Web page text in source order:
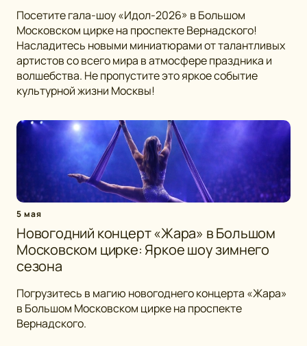
Посетите гала-шоу «Идол-2026» в Большом
Московском цирке на проспекте Вернадского!
Насладитесь новыми миниатюрами от талантливых
артистов со всего мира в атмосфере праздника и
волшебства. Не пропустите это яркое событие
культурной жизни Москвы!
5 мая
Новогодний концерт «Жара» в Большом
Московском цирке: Яркое шоу зимнего
сезона
Погрузитесь в магию новогоднего концерта «Жара»
в Большом Московском цирке на проспекте
Вернадского.